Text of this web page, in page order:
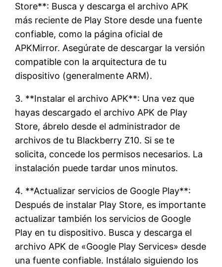
Store**: Busca y descarga el archivo APK
más reciente de Play Store desde una fuente
confiable, como la página oficial de
APKMirror. Asegúrate de descargar la versión
compatible con la arquitectura de tu
dispositivo (generalmente ARM).
3. **Instalar el archivo APK**: Una vez que
hayas descargado el archivo APK de Play
Store, ábrelo desde el administrador de
archivos de tu Blackberry Z10. Si se te
solicita, concede los permisos necesarios. La
instalación puede tardar unos minutos.
4. **Actualizar servicios de Google Play**:
Después de instalar Play Store, es importante
actualizar también los servicios de Google
Play en tu dispositivo. Busca y descarga el
archivo APK de «Google Play Services» desde
una fuente confiable. Instálalo siguiendo los